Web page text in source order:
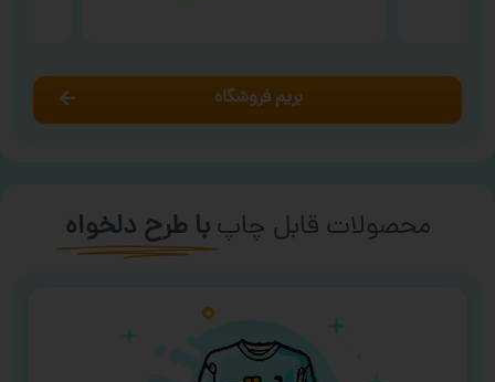
بریم فروشگاه
محصولات قابل چاپ با طرح دلخواه